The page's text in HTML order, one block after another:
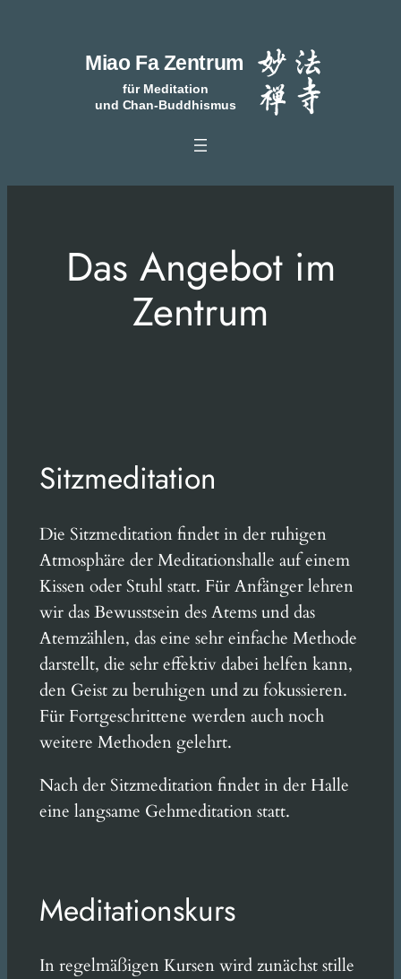
Das Angebot im
Zentrum
Sitzmeditation
Die Sitzmeditation findet in der ruhigen
Atmosphäre der Meditationshalle auf einem
Kissen oder Stuhl statt. Für Anfänger lehren
wir das Bewusstsein des Atems und das
Atemzählen, das eine sehr einfache Methode
darstellt, die sehr effektiv dabei helfen kann,
den Geist zu beruhigen und zu fokussieren.
Für Fortgeschrittene werden auch noch
weitere Methoden gelehrt.
Nach der Sitzmeditation findet in der Halle
eine langsame Gehmeditation statt.
Meditationskurs
In regelmäßigen Kursen wird zunächst stille